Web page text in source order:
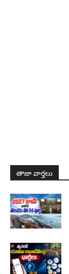
తాజా వార్తలు